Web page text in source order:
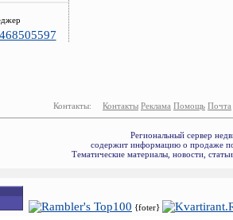
Контакты: Контакты Реклама Помощь Почта
Региональный сервер
содержит информацию о продаже
Тематические материалы, новости,
{foter}